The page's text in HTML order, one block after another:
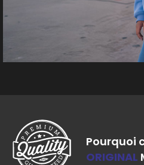
Pourquoi
ORIGINAL